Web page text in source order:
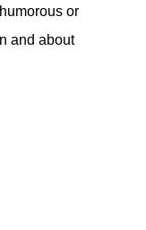
or
and about